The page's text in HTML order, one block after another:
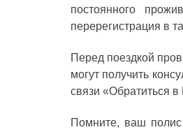
постоянного
перерегистрация в
Перед поездкой
могут получить
связи «Обратиться
Помните, ваш